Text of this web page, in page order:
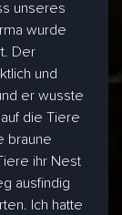
unseres
wurde
Der
und
er wusste
die Tiere
braune
ihr Nest
ausfindig
Ich hatte